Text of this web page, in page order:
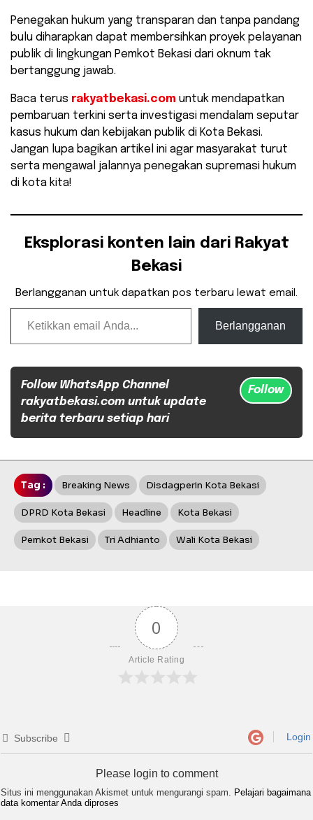
​Penegakan hukum yang transparan dan tanpa pandang
bulu diharapkan dapat membersihkan proyek pelayanan
publik di lingkungan Pemkot Bekasi dari oknum tak
bertanggung jawab.
Baca terus rakyatbekasi.com untuk mendapatkan
pembaruan terkini serta investigasi mendalam seputar
kasus hukum dan kebijakan publik di Kota Bekasi.
Jangan lupa bagikan artikel ini agar masyarakat turut
serta mengawal jalannya penegakan supremasi hukum
di kota kita!
Eksplorasi konten lain dari Rakyat
Bekasi
Berlangganan untuk dapatkan pos terbaru lewat email.
Ketikkan email Anda...
Berlangganan
Follow WhatsApp Channel
rakyatbekasi.com untuk update
berita terbaru setiap hari
Follow
Tag : Breaking News Disdagperin Kota Bekasi
DPRD Kota Bekasi Headline Kota Bekasi
Pemkot Bekasi Tri Adhianto Wali Kota Bekasi
0
Article Rating
Subscribe Login
Please login to comment
Situs ini menggunakan Akismet untuk mengurangi spam. Pelajari bagaimana
data komentar Anda diproses